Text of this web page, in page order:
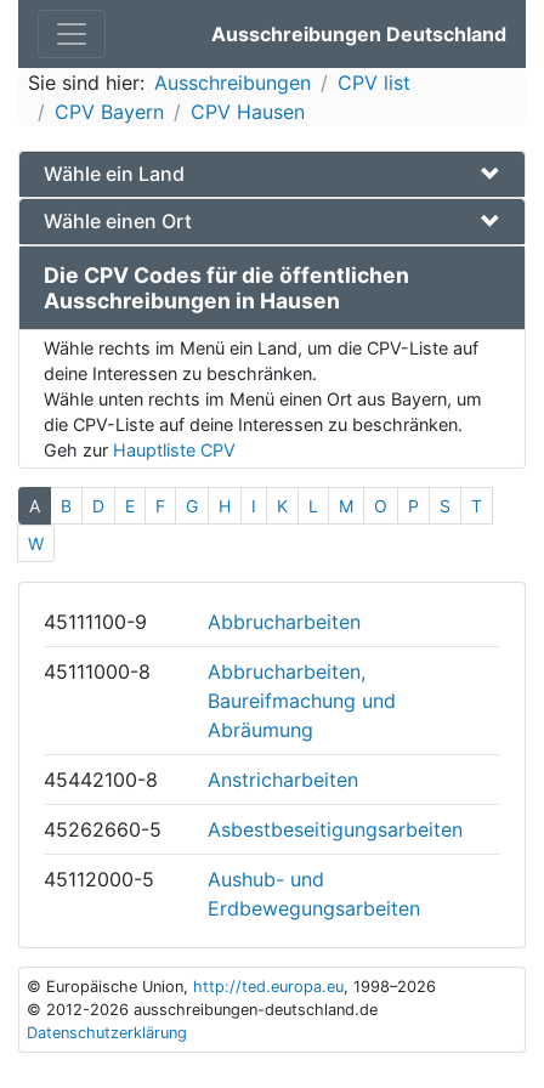
Ausschreibungen Deutschland
Sie sind hier: Ausschreibungen
CPV list
CPV Bayern
CPV Hausen
Wähle ein Land
Wähle einen Ort
Die CPV Codes für die öffentlichen
Ausschreibungen in Hausen
Wähle rechts im Menü ein Land, um die CPV-Liste auf
deine Interessen zu beschränken.
Wähle unten rechts im Menü einen Ort aus Bayern, um
die CPV-Liste auf deine Interessen zu beschränken.
Geh zur Hauptliste CPV
A B D E F G H I K L M O P S
T
W
45111100-9 Abbrucharbeiten
45111000-8
Abbrucharbeiten,
Baureifmachung und
Abräumung
45442100-8 Anstricharbeiten
45262660-5 Asbestbeseitigungsarbeiten
45112000-5
Aushub- und
Erdbewegungsarbeiten
© Europäische Union, http://ted.europa.eu, 1998–2026
© 2012-2026 ausschreibungen-deutschland.de
Datenschutzerklärung